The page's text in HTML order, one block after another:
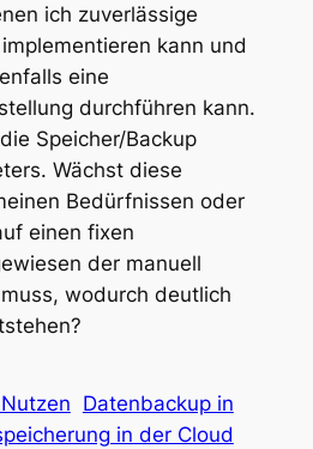
ich zuverlässige
kann und
eine
durchführen kann.
Speicher/Backup
Wächst diese
Bedürfnissen oder
einen fixen
der manuell
wodurch deutlich
Datenbackup in
in der Cloud